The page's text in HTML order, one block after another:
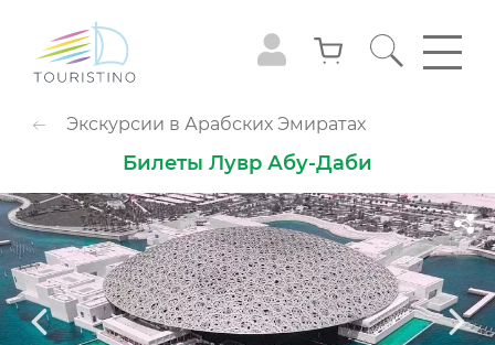
Экскурсии в Арабских Эмиратах
Билеты Лувр Абу-Даби
Обзорные туры Приключения
Животные Экстрим Круизы
Смотровые площадки Шоу
Культура и музеи Аквапарк